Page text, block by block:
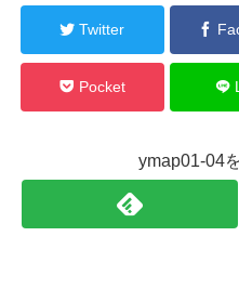
Twitter
Pocket
ymap01-04